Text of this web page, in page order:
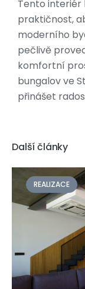
Tento interiér
praktičnost,
moderního
pečlivě
komfortní
bungalov ve
přinášet
Další články
REALIZACE